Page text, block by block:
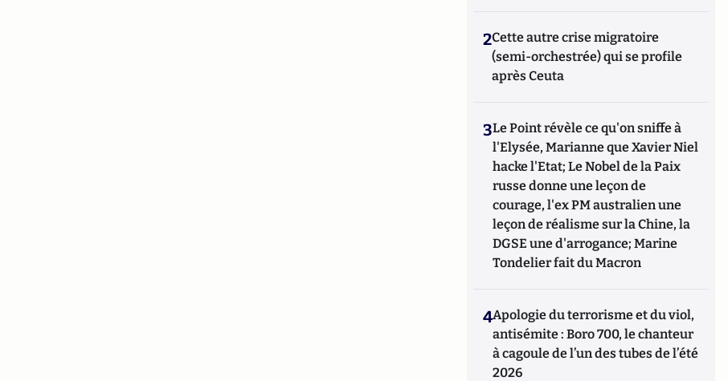
2Cette autre crise migratoire
(semi-orchestrée) qui se profile
après Ceuta
3Le Point révèle ce qu'on sniffe à
l'Elysée, Marianne que Xavier Niel
hacke l'Etat; Le Nobel de la Paix
russe donne une leçon de
courage, l'ex PM australien une
leçon de réalisme sur la Chine, la
DGSE une d'arrogance; Marine
Tondelier fait du Macron
4Apologie du terrorisme et du viol,
antisémite : Boro 700, le chanteur
à cagoule de l’un des tubes de l’été
2026